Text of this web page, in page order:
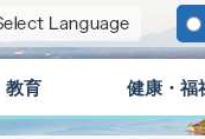
教育 健康・福